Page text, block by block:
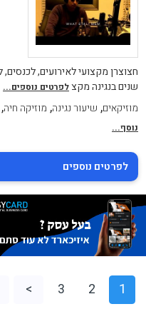
שנים בנגינה מקצלפרטים נוספים...
מוזיקאים, שיעור נגינה, מוזיקה חיה,
נוסף...
לפרטים נוספים
1
2
3
>